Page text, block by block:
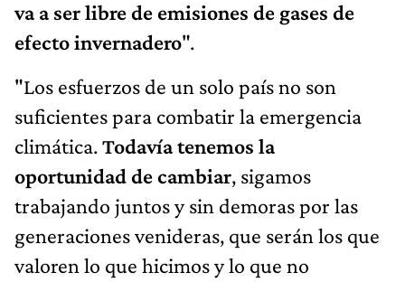
va a ser libre de emisiones de gases de
efecto invernadero".
"Los esfuerzos de un solo país no son
suficientes para combatir la emergencia
climática.Todavía tenemos la
oportunidad de cambiar, sigamos
trabajando juntos y sin demoras por las
generaciones venideras, que serán los que
valoren lo que hicimos y lo que no